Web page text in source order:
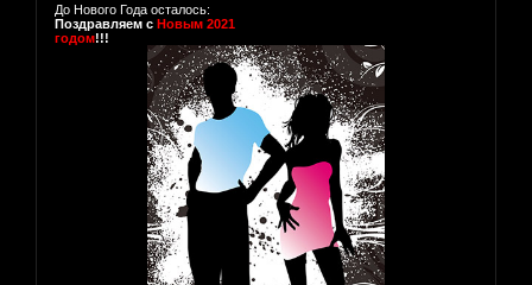
До Нового Года осталось:
Поздравляем с Новым 2021
годом!!!